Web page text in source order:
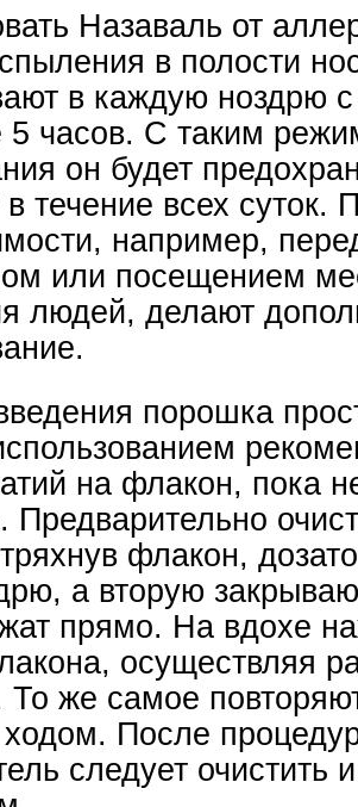
Назаваль от
в полости
в каждую ноздрю
5 часов. С таким
он будет
в течение всех суток.
например,
или посещением
людей, делают
порошка
на флакон, пока
Предварительно
флакон,
а вторую
прямо. На вдохе
осуществляя
То же самое
После
следует очистить